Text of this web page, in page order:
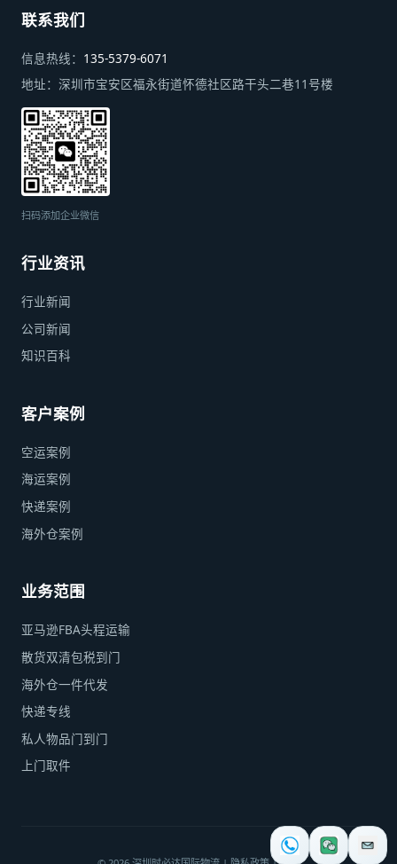
联系我们
信息热线： 135-5379-6071
地址： 深圳市宝安区福永街道怀德社区路干头二巷11号楼
扫码添加企业微信
行业资讯
行业新闻
公司新闻
知识百科
客户案例
空运案例
海运案例
快递案例
海外仓案例
业务范围
亚马逊FBA头程运输
散货双清包税到门
海外仓一件代发
快递专线
私人物品门到门
上门取件